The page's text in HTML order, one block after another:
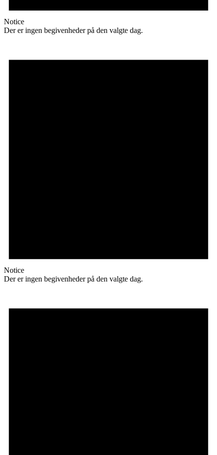
Notice
Der er ingen begivenheder på den valgte dag.
Notice
Der er ingen begivenheder på den valgte dag.